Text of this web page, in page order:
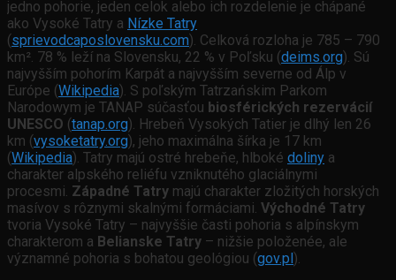
jedno pohorie, jeden celok alebo ich rozdelenie je chápané
ako Vysoké Tatry a Nízke Tatry
(sprievodcaposlovensku.com). Celková rozloha je 785 – 790
km². 78 % leží na Slovensku, 22 % v Poľsku (deims.org). Sú
najvyšším pohorím Karpát a najvyšším severne od Álp v
Európe (Wikipedia). S poľským Tatrzańskim Parkom
Narodowym je TANAP súčasťou biosférických rezervácií
UNESCO (tanap.org). Hrebeň Vysokých Tatier je dlhý len 26
km (vysoketatry.org), jeho maximálna šírka je 17 km
(Wikipedia). Tatry majú ostré hrebeňe, hlboké doliny a
charakter alpského reliéfu vzniknutého glaciálnymi
procesmi. Západné Tatry majú charakter zložitých horských
masívov s rôznymi skalnými formáciami. Východné Tatry
tvoria Vysoké Tatry – najvyššie časti pohoria s alpínskym
charakterom a Belianske Tatry – nižšie položenée, ale
významné pohoria s bohatou geológiou (gov.pl ).